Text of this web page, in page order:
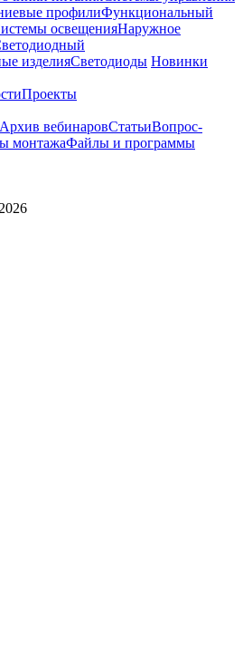
профилиФункциональный
освещенияНаружное
изделияСветодиоды Новинки
Проекты
Архив вебинаровСтатьиВопрос-
монтажаФайлы и программы